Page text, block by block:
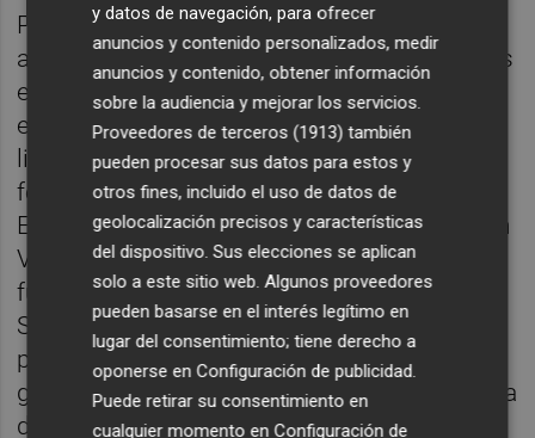
Por último, Jose Expósito es el
administrador, gerente y gestor de proyectos
en la compañía. Al igual que Brandido
estudió en la USC, aunque en su caso se
licenció en Biología. A su vez, también se
formó en Gestión de Organizaciones y
Empresas Culturales con el Grupo Xabide en
Vitoria-Gasteiz. Expósito fue asimismo
fundador de la sociedad LILITH Acción
Social y Educativa S.L., donde trabajó en
proyectos sociales desde la perspectiva de
género. Es miembro de la Asociación Gallega
de Profesionales de la Gestión Cultural.
y datos de navegación, para ofrecer
anuncios y contenido personalizados, medir
anuncios y contenido, obtener información
sobre la audiencia y mejorar los servicios.
Proveedores de terceros (1913) también
pueden procesar sus datos para estos y
otros fines, incluido el uso de datos de
geolocalización precisos y características
del dispositivo. Sus elecciones se aplican
solo a este sitio web. Algunos proveedores
pueden basarse en el interés legítimo en
lugar del consentimiento; tiene derecho a
oponerse enConfiguración de publicidad
Puede retirar su consentimiento en
cualquier momento enConfiguración de